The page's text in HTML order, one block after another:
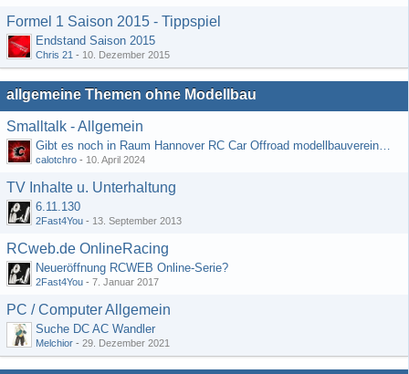
Formel 1 Saison 2015 - Tippspiel
Endstand Saison 2015
Chris 21 - 10. Dezember 2015
allgemeine Themen ohne Modellbau
Smalltalk - Allgemein
Gibt es noch in Raum Hannover RC Car Offroad modellbauvereine, habe selbst schon gegoogelt aber erfolglos
calotchro - 10. April 2024
TV Inhalte u. Unterhaltung
6.11.130
2Fast4You - 13. September 2013
RCweb.de OnlineRacing
Neueröffnung RCWEB Online-Serie?
2Fast4You - 7. Januar 2017
PC / Computer Allgemein
Suche DC AC Wandler
Melchior - 29. Dezember 2021